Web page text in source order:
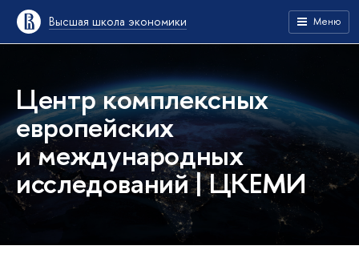
Высшая школа экономики Меню
Центр комплексных
европейских
и международных
исследований | ЦКЕМИ